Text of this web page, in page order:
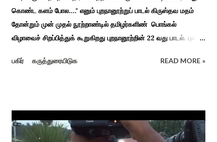
கொண்ட களம் போல...." எனும் புறநானூற்றுப் பாடல் கிருஸ்தவ மதம்
தோன்றும் முன் முதல் நூற்றாண்டில் தமிழர்களிண் பொங்கல்
விழாவைச் சிறப்பித்துக் கூறுகிறது புறநானூற்றின் 22 வது பாடல். புலவர்
பொங்கல் விழாவை விவரிக்கிறார். நற்றிணை, குறுந்தொகை,
சங்க இலக்கியங்களுக்கு பின் காலகட்டத்திலும் 'புதுக்கலத்து எழுந்த
தீம்பால் பொங்கல்' என சிறப்பிக்கும் சீவக சிந்தாமணி. காலங்கள்
பகிர் கருத்துரையிடுக READ MORE »